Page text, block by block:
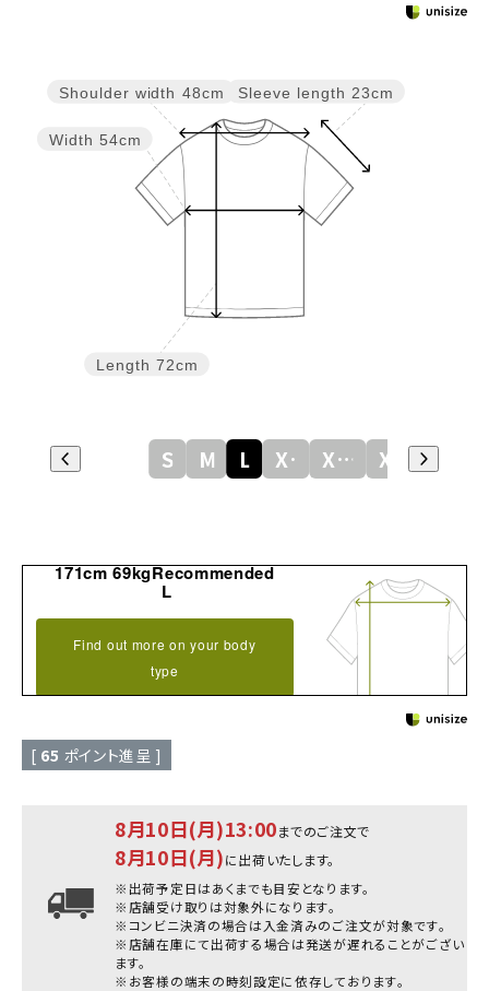
Sleeve length 23cm
Length 72cm
Width 54cm
Shoulder width 48cm
XL XXL XXXL
171cm 69kgRecommended
L
Find out more on your body
type
[ 65 ポイント進呈 ]
8月10日(月)13:00までのご注文で
8月10日(月)に出荷いたします。
※出荷予定日はあくまでも目安となります。
※店舗受け取りは対象外になります。
※コンビニ決済の場合は入金済みのご注文が対象です。
※店舗在庫にて出荷する場合は発送が遅れることがござい
ます。
※お客様の端末の時刻設定に依存しております。